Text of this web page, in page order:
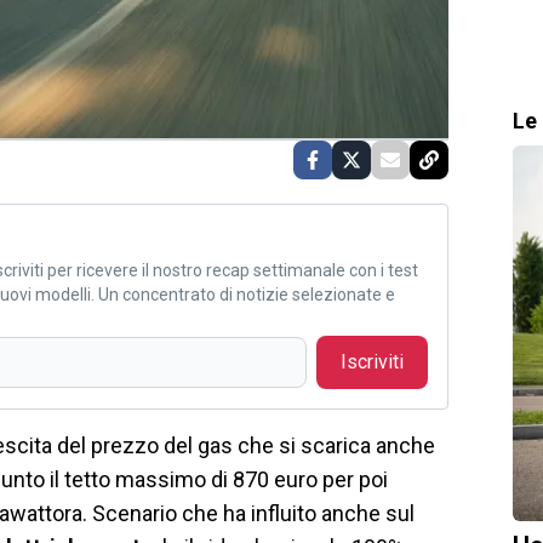
per ricevere il nostro recap settimanale con i test
modelli. Un concentrato di notizie selezionate e
Iscriviti
del prezzo del gas che si scarica anche
il tetto massimo di 870 euro per poi
Scenario che ha influito anche sul